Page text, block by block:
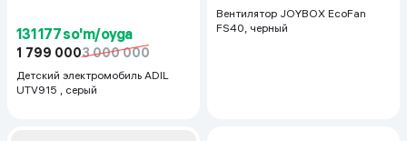
131 177 so'm/oyga
1 799 0003 000 000
Детский электромобиль ADIL
UTV915 , серый
Вентилятор JOYBOX EcoFan
FS40, черный